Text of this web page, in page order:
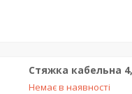
Стяжка кабельна
Немає в наявності